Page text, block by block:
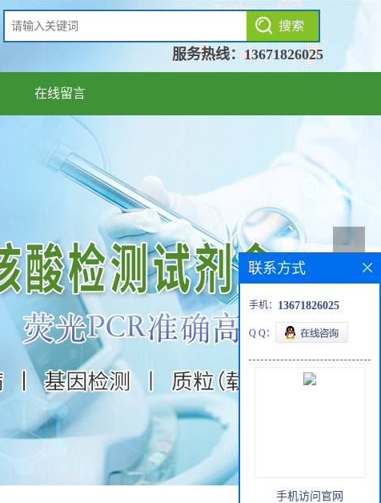
服务热线：13671826025
在线留言
联系方式
手机： 13671826025
Q Q：
手机访问官网